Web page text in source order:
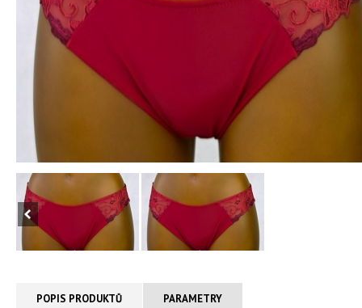
POPIS PRODUKTŮ PARAMETRY